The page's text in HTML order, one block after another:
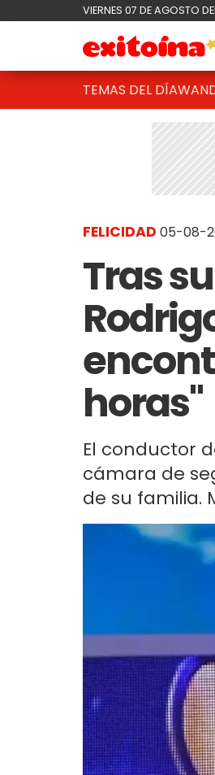
VIERNES 07 DE AGOSTO
TEMAS DEL DÍA
FELICIDAD 05-08-
Tras
horas"
El conductor
cámara de
de su familia.